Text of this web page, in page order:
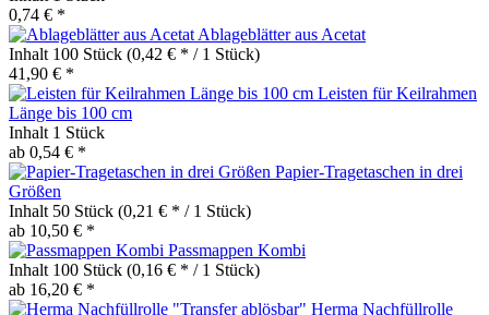
0,74 € *
Ablageblätter aus Acetat
Inhalt 100 Stück (0,42 € * / 1 Stück)
41,90 € *
Leisten für Keilrahmen
Länge bis 100 cm
Inhalt 1 Stück
ab 0,54 € *
Papier-Tragetaschen in drei
Größen
Inhalt 50 Stück (0,21 € * / 1 Stück)
ab 10,50 € *
Passmappen Kombi
Inhalt 100 Stück (0,16 € * / 1 Stück)
ab 16,20 € *
Herma Nachfüllrolle